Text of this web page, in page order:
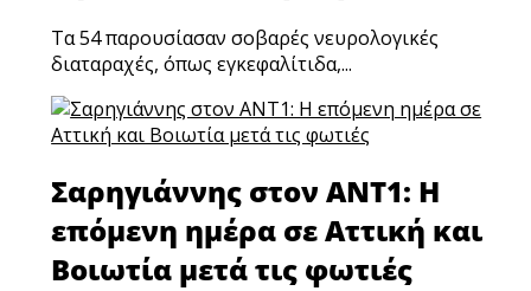
Τα 54 παρουσίασαν σοβαρές νευρολογικές
διαταραχές, όπως εγκεφαλίτιδα,...
Σαρηγιάννης στον ΑΝΤ1: Η
επόμενη ημέρα σε Αττική και
Βοιωτία μετά τις φωτιές